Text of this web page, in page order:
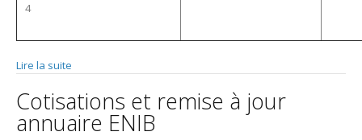
4
Lire la suite
Cotisations et remise à jour
annuaire ENIB